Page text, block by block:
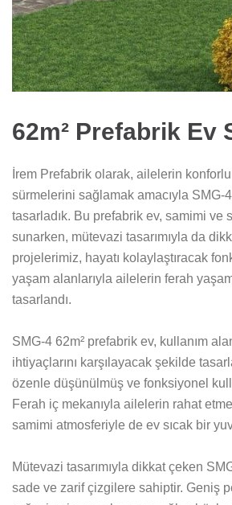
62m² Prefabrik Ev
İrem Prefabrik olarak, ailelerin
sürmelerini sağlamak amacıyla SMG-
tasarladık. Bu prefabrik ev, samimi ve
sunarken, mütevazi tasarımıyla da
projelerimiz, hayatı kolaylaştıracak
yaşam alanlarıyla ailelerin ferah
tasarlandı.
SMG-4 62m² prefabrik ev, kullanım
ihtiyaçlarını karşılayacak şekilde
özenle düşünülmüş ve fonksiyonel
Ferah iç mekanıyla ailelerin rahat
samimi atmosferiyle de ev sıcak bir
Mütevazi tasarımıyla dikkat çeken
sade ve zarif çizgilere sahiptir. Geniş